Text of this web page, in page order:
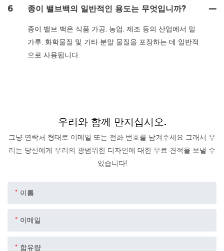
6 종이 밸브백의 일반적인 용도는 무엇입니까?
종이 밸브 백은 식품 가공, 농업, 제조 등의 산업에서 밀
가루, 화학물질 및 기타 분말 물질을 포장하는 데 일반적
으로 사용됩니다.
우리와 함께 만지십시오.
그냥 연락처 형태로 이메일 또는 전화 번호를 남겨주세요 그래서 우
리는 당신에게 우리의 광범위한 디자인에 대한 무료 견적을 보낼 수
있습니다!
이름
이메일
함유량